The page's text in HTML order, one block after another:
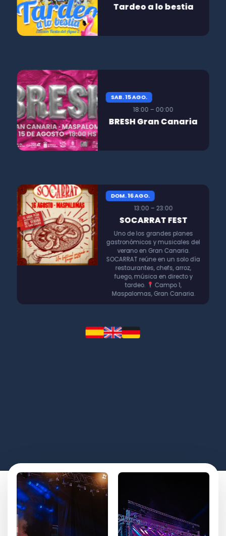
Tardeo a lo bestia
SAB. 15 AGO.
18:00 – 00:00
BRESH Gran Canaria
DOM. 16 AGO.
13:00 – 23:00
SOCARRAT FEST
Uno de los grandes planes
gastronómicos y musicales del
verano en Gran Canaria.
SOCARRAT reúne en un solo día
restaurantes, chefs, arroz,
fuego, música en directo y
tardeo.
Campo 1,
Maspalomas, Gran Canaria.